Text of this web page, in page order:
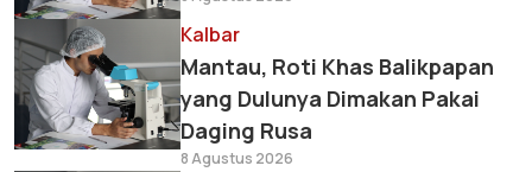
Kalbar
Mantau, Roti Khas Balikpapan
yang Dulunya Dimakan Pakai
Daging Rusa
8 Agustus 2026